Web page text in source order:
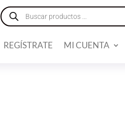
Búsqueda
de
productos
REGÍSTRATE MI CUENTA